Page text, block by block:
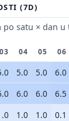
(7D)
satu × dan u
03 04 05 06
5.0 5.0 6.0
6.0 6.0 6.5
1.0 1.0 0.1